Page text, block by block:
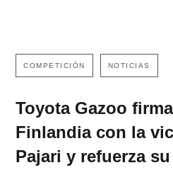
COMPETICIÓN NOTICIAS
Toyota Gazoo
Finlandia con la
Pajari y refuerza